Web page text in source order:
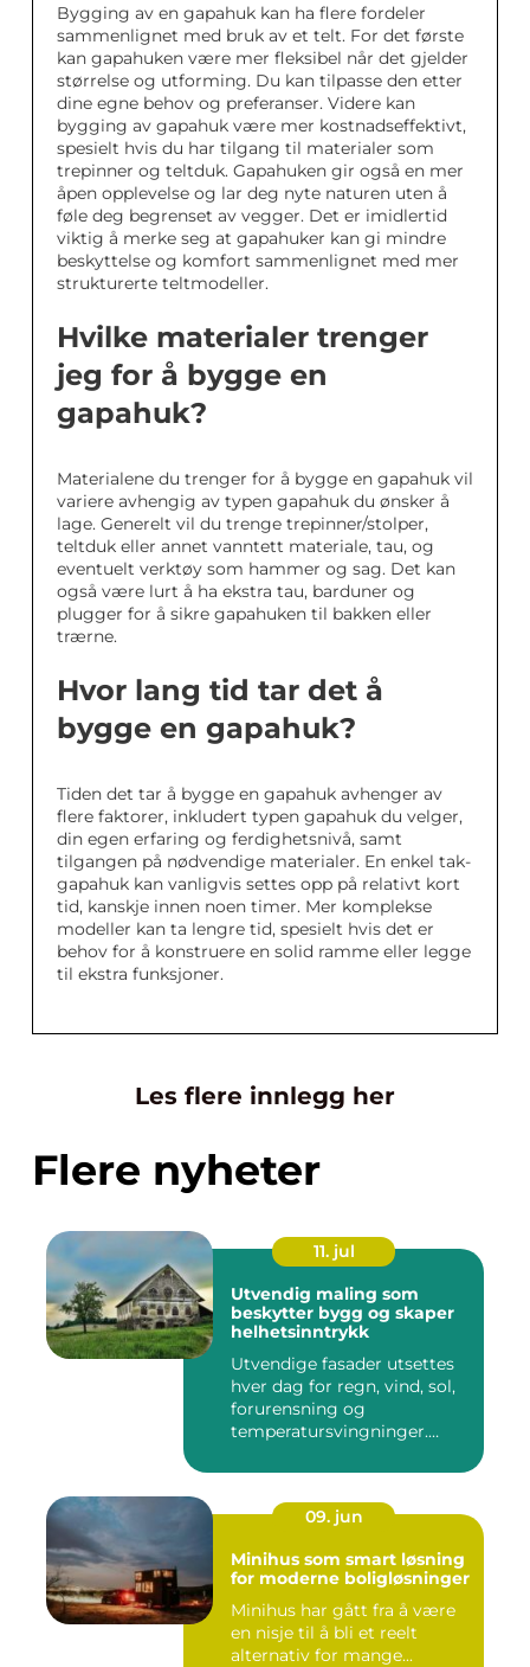
Bygging av en gapahuk kan ha flere fordeler
sammenlignet med bruk av et telt. For det første
kan gapahuken være mer fleksibel når det gjelder
størrelse og utforming. Du kan tilpasse den etter
dine egne behov og preferanser. Videre kan
bygging av gapahuk være mer kostnadseffektivt,
spesielt hvis du har tilgang til materialer som
trepinner og teltduk. Gapahuken gir også en mer
åpen opplevelse og lar deg nyte naturen uten å
føle deg begrenset av vegger. Det er imidlertid
viktig å merke seg at gapahuker kan gi mindre
beskyttelse og komfort sammenlignet med mer
strukturerte teltmodeller.
Hvilke materialer trenger
jeg for å bygge en
gapahuk?
Materialene du trenger for å bygge en gapahuk vil
variere avhengig av typen gapahuk du ønsker å
lage. Generelt vil du trenge trepinner/stolper,
teltduk eller annet vanntett materiale, tau, og
eventuelt verktøy som hammer og sag. Det kan
også være lurt å ha ekstra tau, barduner og
plugger for å sikre gapahuken til bakken eller
trærne.
Hvor lang tid tar det å
bygge en gapahuk?
Tiden det tar å bygge en gapahuk avhenger av
flere faktorer, inkludert typen gapahuk du velger,
din egen erfaring og ferdighetsnivå, samt
tilgangen på nødvendige materialer. En enkel tak-
gapahuk kan vanligvis settes opp på relativt kort
tid, kanskje innen noen timer. Mer komplekse
modeller kan ta lengre tid, spesielt hvis det er
behov for å konstruere en solid ramme eller legge
til ekstra funksjoner.
Les flere innlegg her
Flere nyheter
11. jul
Utvendig maling som
beskytter bygg og skaper
helhetsinntrykk
Utvendige fasader utsettes
hver dag for regn, vind, sol,
forurensning og
temperatursvingninger.
09. jun
Minihus som smart løsning
for moderne boligløsninger
Minihus har gått fra å være
en nisje til å bli et reelt
alternativ for mange...